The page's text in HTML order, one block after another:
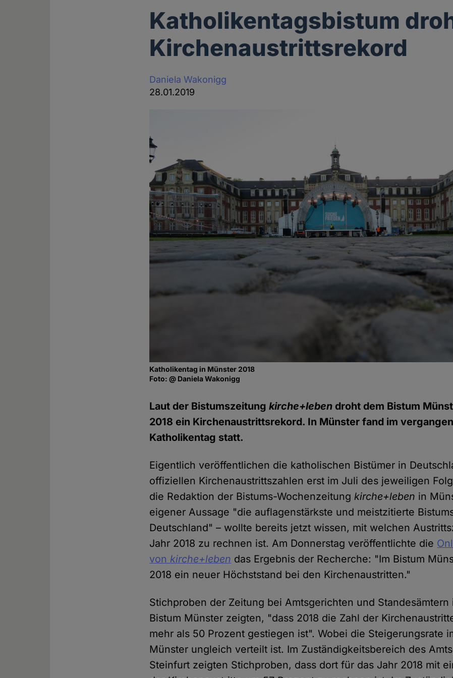
Katholikentagsbistum
Kirchenaustrittsrekord
Daniela Wakonigg
28.01.2019
Katholikentag in Münster 2018
Foto: @ Daniela Wakonigg
Laut der Bistumszeitungkirche+leben droht dem Bistum
2018 ein Kirchenaustrittsrekord. In Münster fand im
Katholikentag statt.
Eigentlich veröffentlichen die katholischen Bistümer in
offiziellen Kirchenaustrittszahlen erst im Juli des jeweiligen
die Redaktion der Bistums-Wochenzeitungkirche+leben in
eigener Aussage "die auflagenstärkste und meistzitierte
Deutschland" – wollte bereits jetzt wissen, mit welchen
Jahr 2018 zu rechnen ist. Am Donnerstag veröffentlichte die
von kirche+leben das Ergebnis der Recherche: "Im Bistum
2018 ein neuer Höchststand bei den Kirchenaustritten."
Stichproben der Zeitung bei Amtsgerichten und Standesämtern
Bistum Münster zeigten, "dass 2018 die Zahl der
mehr als 50 Prozent gestiegen ist". Wobei die Steigerungsrate
Münster ungleich verteilt ist. Im Zuständigkeitsbereich des
Steinfurt zeigten Stichproben, dass dort für das Jahr 2018 mit